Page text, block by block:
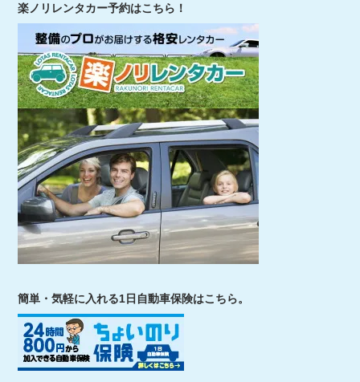
楽ノリレンタカー予約はこちら！
簡単・気軽に入れる1日自動車保険はこちら。